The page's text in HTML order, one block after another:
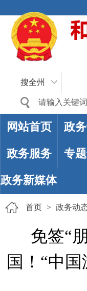
搜全州
网站首页 政
政务服务 专
政务新媒体
首页 > 政务动
免签“
国！“中